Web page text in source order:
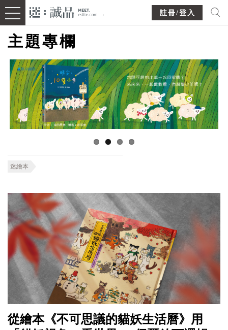
註冊/登入
主題專欄
迷繪本
從繪本《不可思議的貓妖生活曆》用